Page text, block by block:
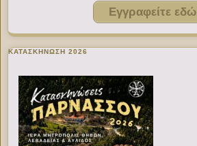
Εγγραφείτε εδώ
ΚΑΤΑΣΚΗΝΩΣΗ 2026